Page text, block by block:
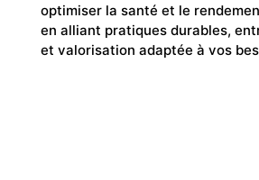
optimiser la santé et le
en alliant pratiques durables,
et valorisation adaptée à vos